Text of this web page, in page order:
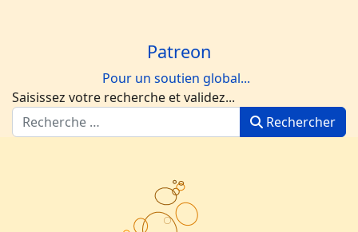
Patreon
Pour un soutien global...
Saisissez votre recherche et validez...
Rechercher